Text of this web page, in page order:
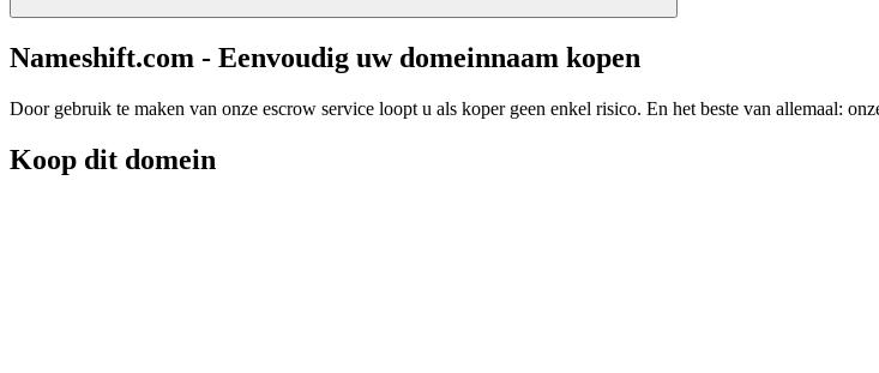
Nameshift.com - Eenvoudig uw domeinnaam kopen
Door gebruik te maken van onze escrow service loopt u als koper geen enkel risico. En het beste van allemaal:
Koop dit domein